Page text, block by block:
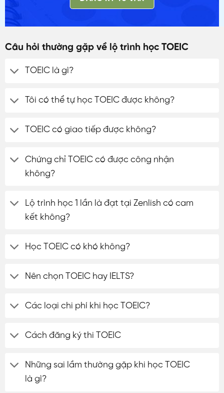
Câu hỏi thường gặp về lộ trình học TOEIC
TOEIC là gì?
Tôi có thể tự học TOEIC được không?
TOEIC có giao tiếp được không?
Chứng chỉ TOEIC có được công nhận
không?
Lộ trình học 1 lần là đạt tại Zenlish có cam
kết không?
Học TOEIC có khó không?
Nên chọn TOEIC hay IELTS?
Các loại chi phí khi học TOEIC?
Cách đăng ký thi TOEIC
Những sai lầm thường gặp khi học TOEIC
là gì?